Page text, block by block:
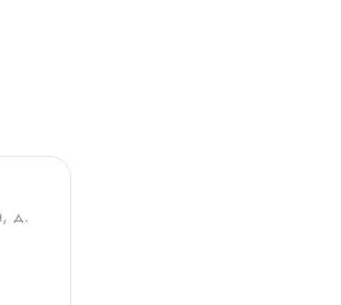
д.